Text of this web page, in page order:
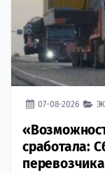
07-08-2026
сработала: